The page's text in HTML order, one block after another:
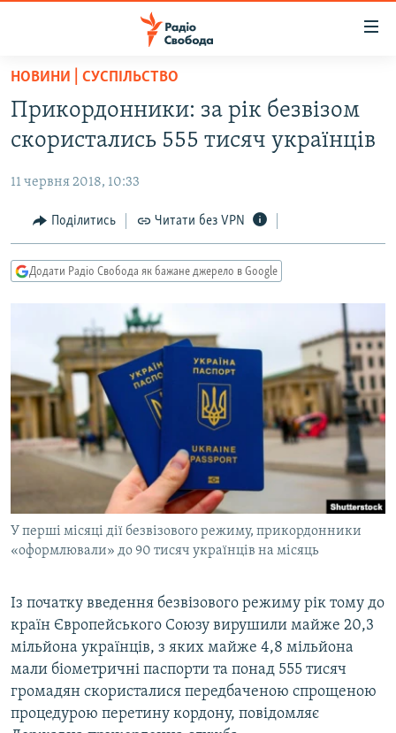
Перейти
основного
матеріалу
Перейти
до
навігації
Перейти
до
ВСЕ ЗА ДОБУ
СТАТТІ
ПОЛІТИКА
ЕКОНОМІКА
КУЛЬТУРА
УКРАЇНА
СВІТ
ВІЙНА
РОСІЙСЬКА «ФІЛЬТРАЦІЯ»
КРИМ.РЕАЛІЇ
СХЕМИ
ПРИАЗОВ’Я
КИТАЙ.ВИКЛИКИ
МУЛЬТИМЕДІА
СПЕЦПРОЄКТИ
ПОДКАСТИ
РУС
УКР
КТАТ
ДОЛУЧАЙСЯ!
НОВИНИ | СУСПІЛЬСТВО
Прикордонники: за рік безвізом
скористались 555 тисяч українців
11 червня 2018, 10:33
Поділитись Читати без VPN
Додати Радіо Свобода як бажане джерело в Google
У перші місяці дії безвізового режиму, прикордонники
«оформлювали» до 90 тисяч українців на місяць
Із початку введення безвізового режиму рік тому до
країн Європейського Союзу вирушили майже 20,3
мільйона українців, з яких майже 4,8 мільйона
мали біометричні паспорти та понад 555 тисяч
громадян скористалися передбаченою спрощеною
процедурою перетину кордону, повідомляє